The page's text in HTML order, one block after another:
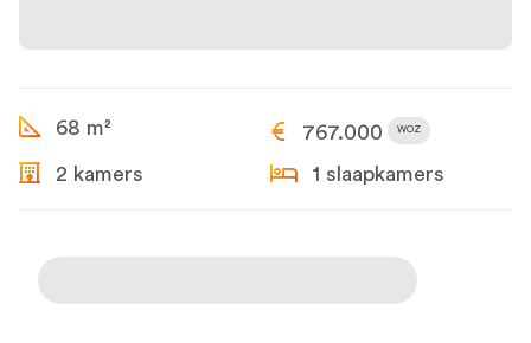
68 m² 767.000 WOZ
2 kamers 1 slaapkamers